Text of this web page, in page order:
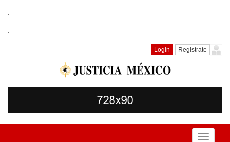
.
.
Login Registrate
Toggle